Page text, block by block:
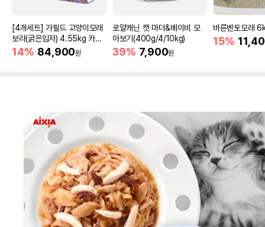
[4개세트] 가필드 고양이모래
보라(굵은입자) 4.55kg 카사
바모래
14% 84,900원
로얄캐닌 캣 마더&베이비 모
아보기(400g/4/10kg)
39% 7,900원
바른벤토모래
15%